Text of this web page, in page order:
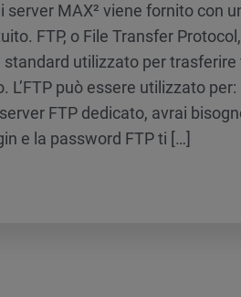
server MAX² viene fornito con
FTP, o File Transfer
standard utilizzato per trasferire
L’FTP può essere utilizzato per:
FTP dedicato, avrai
e la password FTP ti […]